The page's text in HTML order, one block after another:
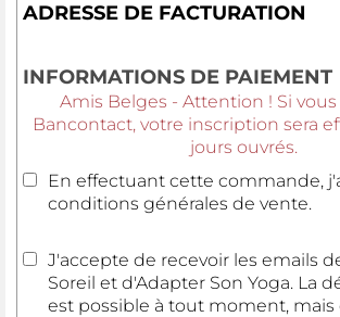
ADRESSE DE FACTURATION
INFORMATIONS DE PAIEMENT
Amis Belges - Attention ! Si
Bancontact, votre inscription sera
jours ouvrés.
En effectuant cette commande,
conditions générales de vente.
J'accepte de recevoir les emails
Soreil et d'Adapter Son Yoga. La
est possible à tout moment, mais